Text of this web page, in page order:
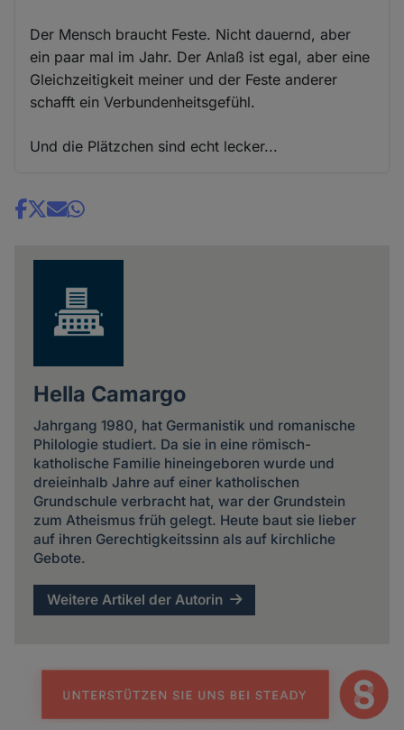
Der Mensch braucht Feste. Nicht dauernd, aber
ein paar mal im Jahr. Der Anlaß ist egal, aber eine
Gleichzeitigkeit meiner und der Feste anderer
schafft ein Verbundenheitsgefühl.
Und die Plätzchen sind echt lecker...
Share
Hella Camargo
Jahrgang 1980, hat Germanistik und romanische
Philologie studiert. Da sie in eine römisch-
katholische Familie hineingeboren wurde und
dreieinhalb Jahre auf einer katholischen
Grundschule verbracht hat, war der Grundstein
zum Atheismus früh gelegt. Heute baut sie lieber
auf ihren Gerechtigkeitssinn als auf kirchliche
Gebote.
Weitere Artikel der Autorin